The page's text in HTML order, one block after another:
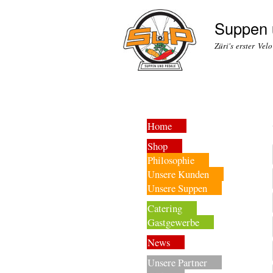
Suppen
Züri's erster
Home
Shop
Philosophie
Unsere Kunden
Unsere Suppen
Catering
Gastgewerbe
News
Unsere Partner